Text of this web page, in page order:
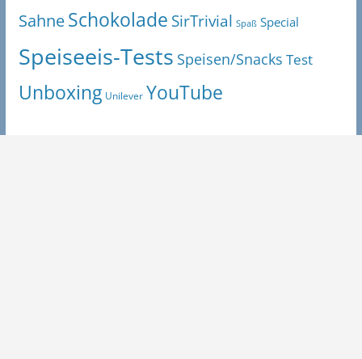
SahneSchokolade SirTrivial Spaß Special
Speiseeis-Tests Speisen/Snacks Test
Unboxing Unilever YouTube